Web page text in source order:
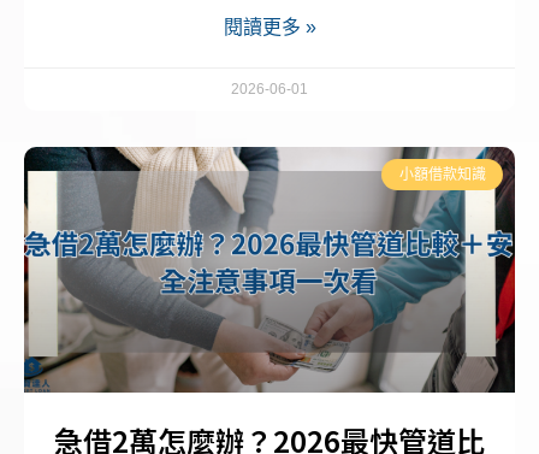
閱讀更多 »
2026-06-01
小額借款知識
急借2萬怎麼辦？2026最快管道比